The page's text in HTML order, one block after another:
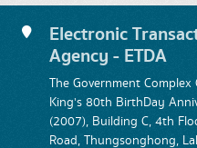
Electronic
Agency - ETDA
The Government
King's 80th BirthDay
(2007), Building C, 4th
Road, Thungsonghong,